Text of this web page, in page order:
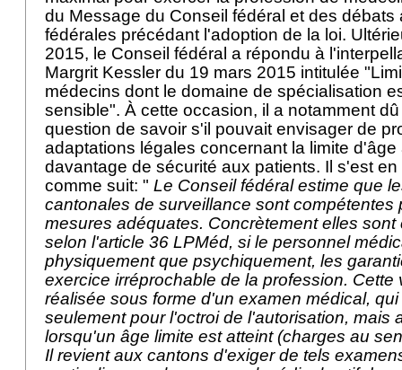
du Message du Conseil fédéral et des débats
fédérales précédant l'adoption de la loi.
2015, le Conseil fédéral a répondu à
Margrit Kessler du 19 mars 2015 intitulée
médecins dont le domaine de spécialisation
sensible". À cette occasion, il a notamment
question de savoir s'il pouvait envisager de
adaptations légales concernant la limite d'âge
davantage de sécurité aux patients. Il s'est
comme suit: " Le Conseil fédéral estime que
cantonales de surveillance sont compétentes
mesures adéquates. Concrètement elles sont
selon l'article 36 LPMéd, si le personnel
physiquement que psychiquement, les
exercice irréprochable de la profession. Cette
réalisée sous forme d'un examen médical,
seulement pour l'octroi de l'autorisation, mais
lorsqu'un âge limite est atteint (charges au
Il revient aux cantons d'exiger de tels